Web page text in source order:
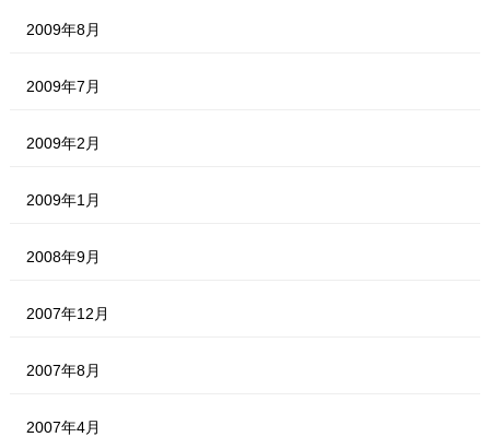
2009年8月
2009年7月
2009年2月
2009年1月
2008年9月
2007年12月
2007年8月
2007年4月